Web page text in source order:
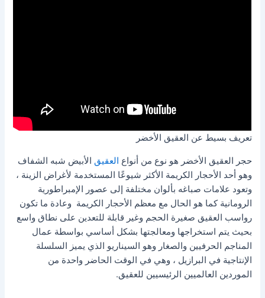
تعريف بسيط عن العقيق الأخضر
حجر العقيق الأخضر هو نوع من أنواع العقيق الأبيض شبه الشفاف
وهو أحد الأحجار الكريمة الأكثر شيوعًا المستخدمة لأغراض الزينة ،
وتعود علامات صباغه بألوان مختلفة إلى عصور الإمبراطورية
الرومانية كما هو الحال مع معظم الأحجار الكريمة وعادة ما تكون
رواسب العقيق صغيرة الحجم وغير قابلة للتعدين على نطاق واسع
بحيث يتم استخراجها ومعالجتها بشكل أساسي بواسطة عمال
المناجم الحرفيين والصغار وهو السيناريو الذي يميز السلسلة
الإنتاجية في البرازيل ، وهي في الوقت الحاضر واحدة من
الموردين العالميين الرئيسيين للعقيق.